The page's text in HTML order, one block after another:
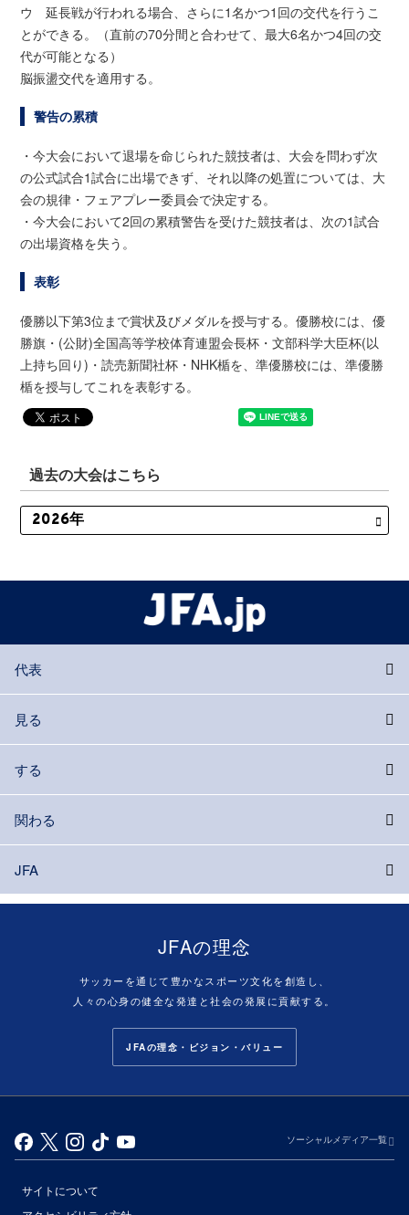
ウ 延長戦が行われる場合、さらに1名かつ1回の交代を行うこ
とができる。（直前の70分間と合わせて、最大6名かつ4回の交
代が可能となる）
脳振盪交代を適用する。
警告の累積
・今大会において退場を命じられた競技者は、大会を問わず次
の公式試合1試合に出場できず、それ以降の処置については、大
会の規律・フェアプレー委員会で決定する。
・今大会において2回の累積警告を受けた競技者は、次の1試合
の出場資格を失う。
表彰
優勝以下第3位まで賞状及びメダルを授与する。優勝校には、優
勝旗・(公財)全国高等学校体育連盟会長杯・文部科学大臣杯(以
上持ち回り)・読売新聞社杯・NHK楯を、準優勝校には、準優勝
楯を授与してこれを表彰する。
過去の大会はこちら
代表
見る
する
関わる
JFA
JFAの理念
サッカーを通じて豊かなスポーツ文化を創造し、
人々の心身の健全な発達と社会の発展に貢献する。
JFAの理念・ビジョン・バリュー
ソーシャルメディア一覧
サイトについて